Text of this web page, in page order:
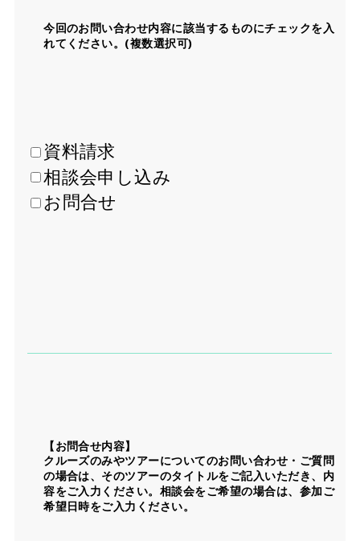
今回のお問い合わせ内容に該当するものにチェックを入
れてください。(複数選択可)
資料請求
相談会申し込み
お問合せ
【お問合せ内容】
クルーズのみやツアーについてのお問い合わせ・ご質問
の場合は、そのツアーのタイトルをご記入いただき、内
容をご入力ください。相談会をご希望の場合は、参加ご
希望日時をご入力ください。